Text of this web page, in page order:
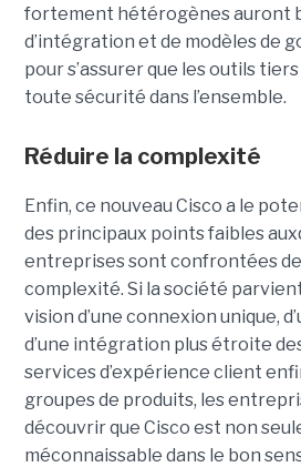
fortement hétérogènes auront
d’intégration et de modèles de
pour s’assurer que les outils
toute sécurité dans l’ensemble.
Réduire la complexité
Enfin, ce nouveau Cisco a le
des principaux points faibles
entreprises sont confrontées
complexité. Si la société
vision d’une connexion unique,
d’une intégration plus étroite
services d’expérience client
groupes de produits, les
découvrir que Cisco est non
méconnaissable dans le bon